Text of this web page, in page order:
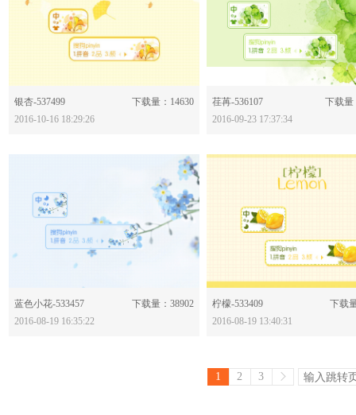
银杏-537499
下载量：14630
2016-10-16 18:29:26
荏苒-536107
下载量
2016-09-23 17:37:34
分享：
蓝色小花-533457
下载量：38902
2016-08-19 16:35:22
柠檬-533409
下载
2016-08-19 13:40:31
1 2 3